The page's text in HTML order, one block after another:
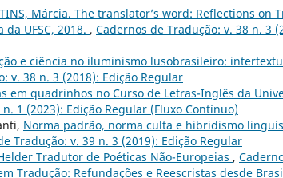
Márcia. The translator’s word: Reflections on
UFSC, 2018. , Cadernos de Tradução: v. 38 n. 3
e ciência no iluminismo lusobrasileiro:
v. 38 n. 3 (2018): Edição Regular
em quadrinhos no Curso de Letras-Inglês da
1 (2023): Edição Regular (Fluxo Contínuo)
Norma padrão, norma culta e hibridismo
Tradução: v. 39 n. 3 (2019): Edição Regular
Tradutor de Poéticas Não-Europeias ,
Tradução: Refundações e Reescristas desde